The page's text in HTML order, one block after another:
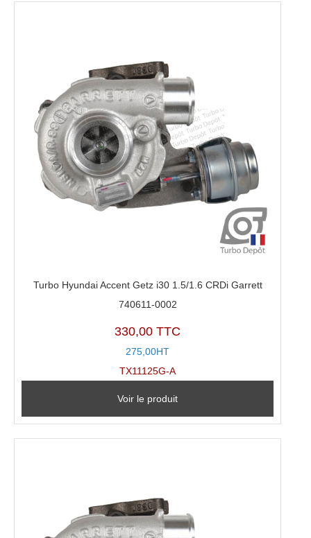
Turbo Hyundai Accent Getz i30 1.5/1.6 CRDi Garrett
740611-0002
330,00 TTC
275,00HT
TX11125G-A
Voir le produit